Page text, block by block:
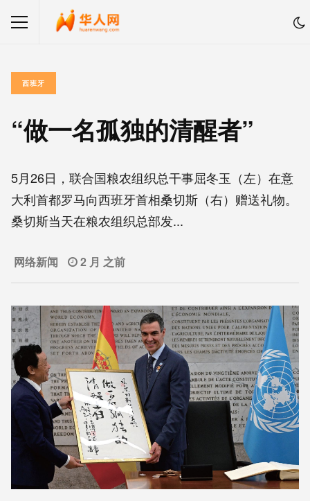
西班牙
“做一名孤独的清醒者”
5月26日，联合国粮农组织总干事屈冬玉（左）在意
大利首都罗马向西班牙首相桑切斯（右）赠送礼物。
桑切斯当天在粮农组织总部发...
网络新闻 2 月 之前